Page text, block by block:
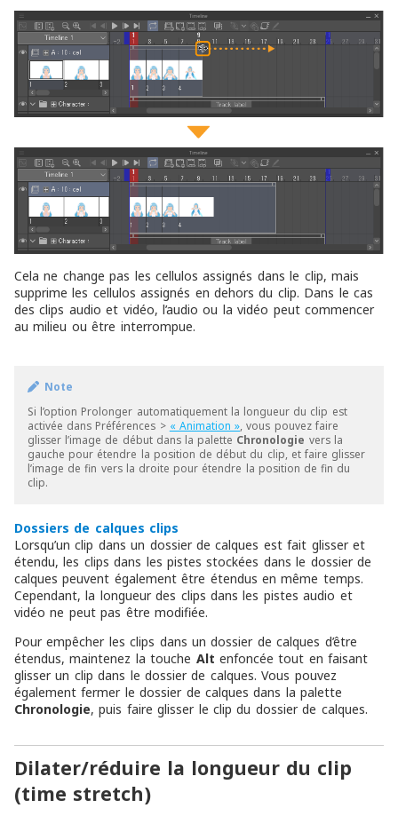
Cela ne change pas les cellulos assignés dans le clip, mais
supprime les cellulos assignés en dehors du clip. Dans le cas
des clips audio et vidéo, l’audio ou la vidéo peut commencer
au milieu ou être interrompue.
Note
Si l’option Prolonger automatiquement la longueur du clip est
activée dans Préférences > « Animation » , vous pouvez faire
glisser l’image de début dans la palette Chronologie vers la
gauche pour étendre la position de début du clip, et faire glisser
l’image de fin vers la droite pour étendre la position de fin du
clip.
Dossiers de calques clips
Lorsqu’un clip dans un dossier de calques est fait glisser et
étendu, les clips dans les pistes stockées dans le dossier de
calques peuvent également être étendus en même temps.
Cependant, la longueur des clips dans les pistes audio et
vidéo ne peut pas être modifiée.
Pour empêcher les clips dans un dossier de calques d’être
étendus, maintenez la touche Alt enfoncée tout en faisant
glisser un clip dans le dossier de calques. Vous pouvez
également fermer le dossier de calques dans la palette
Chronologie, puis faire glisser le clip du dossier de calques.
Dilater/réduire la longueur du clip
(time stretch)